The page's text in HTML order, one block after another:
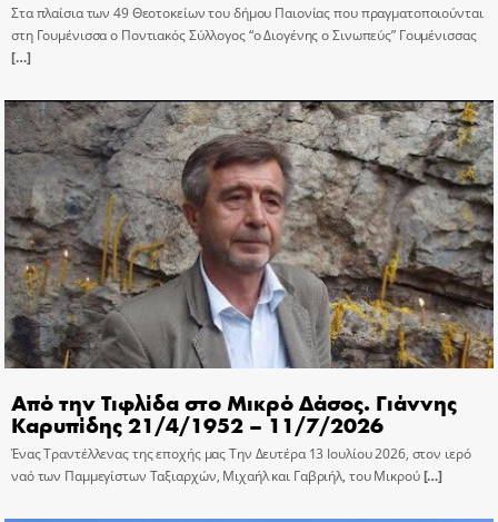
Στα πλαίσια των 49 Θεοτοκείων του δήμου Παιονίας που πραγματοποιούνται
στη Γουμένισσα ο Ποντιακός Σύλλογος “ο Διογένης ο Σινωπεύς” Γουμένισσας
[…]
Από την Τιφλίδα στο Μικρό Δάσος. Γιάννης
Καρυπίδης 21/4/1952 – 11/7/2026
Ένας Τραντέλλενας της εποχής μας Την Δευτέρα 13 Ιουλίου 2026, στον ιερό
ναό των Παμμεγίστων Ταξιαρχών, Μιχαήλ και Γαβριήλ, του Μικρού[…]